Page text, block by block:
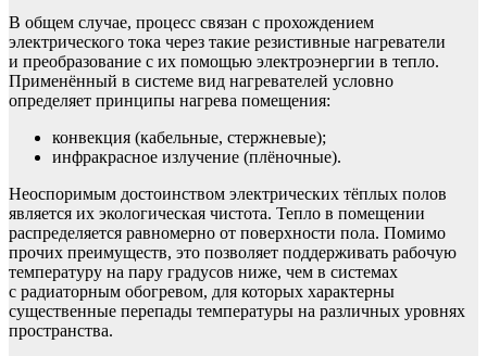
В общем случае, процесс связан с прохождением
электрического тока через такие резистивные нагреватели
и преобразование с их помощью электроэнергии в тепло.
Применённый в системе вид нагревателей условно
определяет принципы нагрева помещения:
конвекция (кабельные, стержневые);
инфракрасное излучение (плёночные).
Неоспоримым достоинством электрических тёплых полов
является их экологическая чистота. Тепло в помещении
распределяется равномерно от поверхности пола. Помимо
прочих преимуществ, это позволяет поддерживать рабочую
температуру на пару градусов ниже, чем в системах
с радиаторным обогревом, для которых характерны
существенные перепады температуры на различных уровнях
пространства.